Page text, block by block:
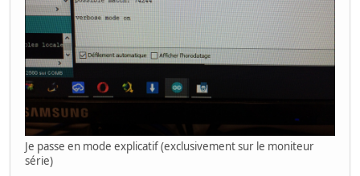
Je passe en mode explicatif (exclusivement sur le moniteur
série)